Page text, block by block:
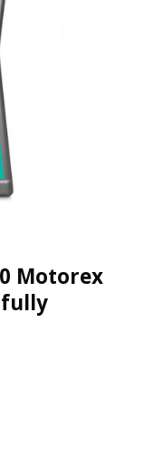
Motorex
fully